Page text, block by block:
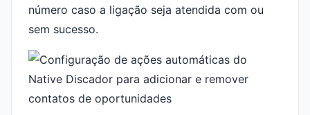
número caso a ligação seja atendida com ou
sem sucesso.